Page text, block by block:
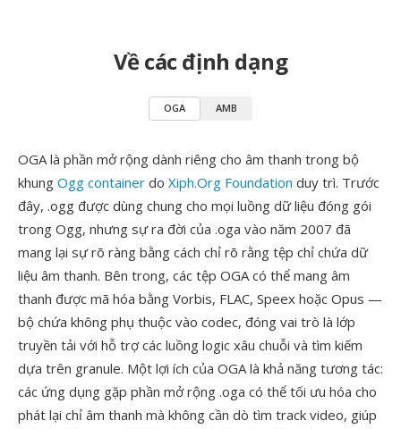
Về các định dạng
OGA AMB
OGA là phần mở rộng dành riêng cho âm thanh trong bộ
khung Ogg container do Xiph.Org Foundation duy trì. Trước
đây, .ogg được dùng chung cho mọi luồng dữ liệu đóng gói
trong Ogg, nhưng sự ra đời của .oga vào năm 2007 đã
mang lại sự rõ ràng bằng cách chỉ rõ rằng tệp chỉ chứa dữ
liệu âm thanh. Bên trong, các tệp OGA có thể mang âm
thanh được mã hóa bằng Vorbis, FLAC, Speex hoặc Opus —
bộ chứa không phụ thuộc vào codec, đóng vai trò là lớp
truyền tải với hỗ trợ các luồng logic xâu chuỗi và tìm kiếm
dựa trên granule. Một lợi ích của OGA là khả năng tương tác:
các ứng dụng gặp phần mở rộng .oga có thể tối ưu hóa cho
phát lại chỉ âm thanh mà không cần dò tìm track video, giúp